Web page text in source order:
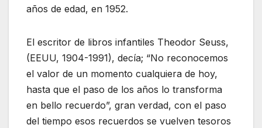
años de edad, en 1952.
El escritor de libros infantiles Theodor Seuss,
(EEUU, 1904-1991), decía; “No reconocemos
el valor de un momento cualquiera de hoy,
hasta que el paso de los años lo transforma
en bello recuerdo”, gran verdad, con el paso
del tiempo esos recuerdos se vuelven tesoros